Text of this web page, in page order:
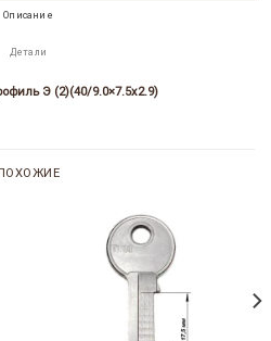
Описание
Детали
Э (2)(40/9.0×7.5х2.9)
ПОХОЖИЕ